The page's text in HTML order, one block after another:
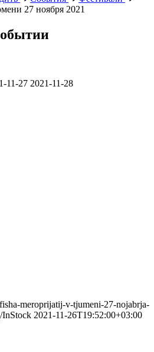
27 ноября 2021
11-27 2021-11-28
meroprijatij-v-tjumeni-27-nojabrja-
InStock 2021-11-26T19:52:00+03:00